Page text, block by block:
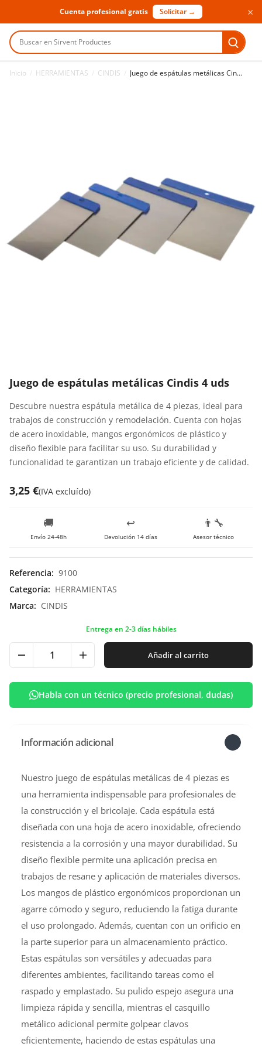
Cuenta profesional gratis Solicitar → ×
Buscar en Sirvent Productes
Inicio HERRAMIENTAS CINDIS Juego de espátulas metálicas Cindis 4 uds
Juego de espátulas metálicas Cindis 4 uds
Descubre nuestra espátula metálica de 4 piezas, ideal para
trabajos de construcción y remodelación. Cuenta con hojas
de acero inoxidable, mangos ergonómicos de plástico y
diseño flexible para facilitar su uso. Su durabilidad y
funcionalidad te garantizan un trabajo eficiente y de calidad.
3,25 €(IVA excluído)
🚚
Envío 24-48h
↩️
Devolución 14 días
👨‍🔧
Asesor técnico
Referencia: 9100
Categoría: HERRAMIENTAS
Marca: CINDIS
Entrega en 2-3 días hábiles
Añadir al carrito
Habla con un técnico (precio profesional, dudas)
Información adicional
Nuestro juego de espátulas metálicas de 4 piezas es
una herramienta indispensable para profesionales de
la construcción y el bricolaje. Cada espátula está
diseñada con una hoja de acero inoxidable, ofreciendo
resistencia a la corrosión y una mayor durabilidad. Su
diseño flexible permite una aplicación precisa en
trabajos de resane y aplicación de materiales diversos.
Los mangos de plástico ergonómicos proporcionan un
agarre cómodo y seguro, reduciendo la fatiga durante
el uso prolongado. Además, cuentan con un orificio en
la parte superior para un almacenamiento práctico.
Estas espátulas son versátiles y adecuadas para
diferentes ambientes, facilitando tareas como el
raspado y emplastado. Su pulido espejo asegura una
limpieza rápida y sencilla, mientras el casquillo
metálico adicional permite golpear clavos
eficientemente, haciendo de estas espátulas una